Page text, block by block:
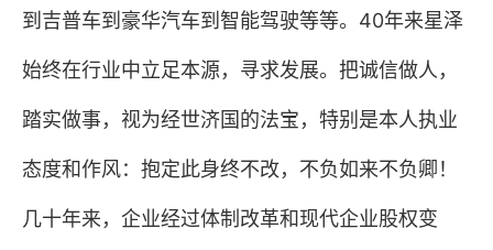
到吉普车到豪华汽车到智能驾驶等等。 40年来星泽
始终在行业中立足本源，寻求发展。把诚信做人，
踏实做事，视为经世济国的法宝，特别是本人执业
态度和作风：抱定此身终不改，不负如来不负卿！
几十年来，企业经过体制改革和现代企业股权变